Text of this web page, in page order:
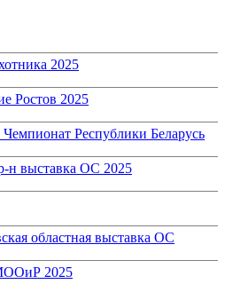
2025
Ростов 2025
Республики Беларусь
н выставка ОС 2025
областная выставка ОС
2025